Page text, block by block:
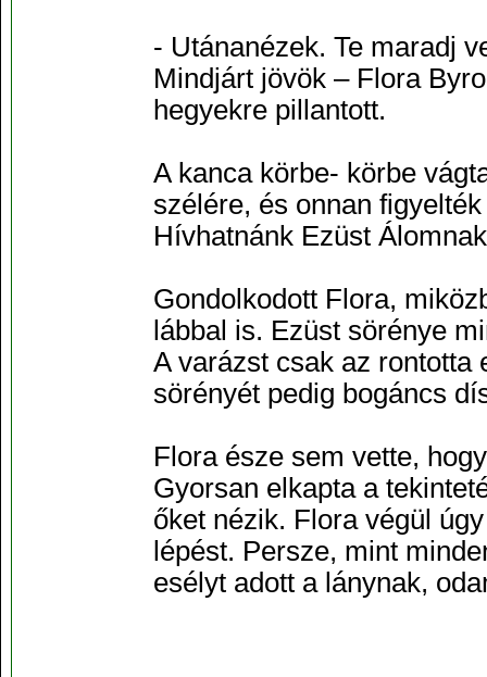
- Utánanézek. Te maradj
Mindjárt jövök – Flora
hegyekre pillantott.
A kanca körbe- körbe
szélére, és onnan
Hívhatnánk Ezüst
Gondolkodott Flora,
lábbal is. Ezüst sörénye
A varázst csak az rontotta
sörényét pedig bogáncs
Flora észe sem vette,
Gyorsan elkapta a
őket nézik. Flora végül
lépést. Persze, mint
esélyt adott a lánynak,